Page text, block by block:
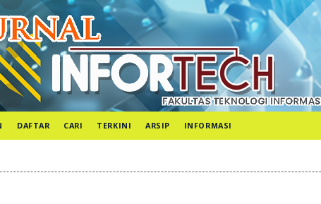
DAFTAR CARI TERKINI ARSIP INFORMASI